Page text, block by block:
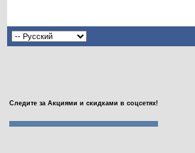
Следите за Акциями и скидками в соцсетях!